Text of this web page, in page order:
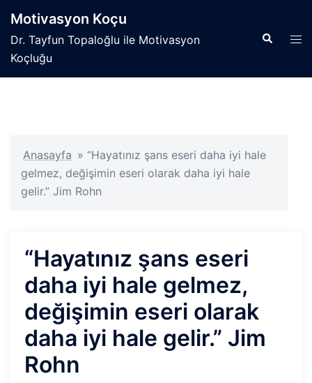
atlaMotivasyon Koçu
Dr. Tayfun Topaloğlu ile Motivasyon
Koçluğu
Search
Anasayfa » “Hayatınız şans eseri daha iyi hale
gelmez, değişimin eseri olarak daha iyi hale
gelir.” Jim Rohn
“Hayatınız şans eseri
daha iyi hale gelmez,
değişimin eseri olarak
daha iyi hale gelir.” Jim
Rohn